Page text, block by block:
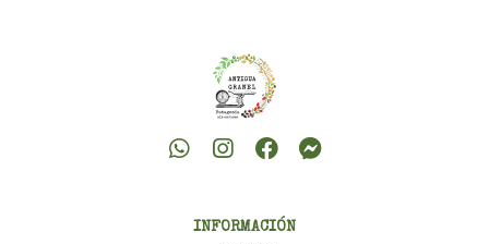
INFORMACIÓN